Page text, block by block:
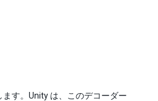
す。Unity は、このデコーダー